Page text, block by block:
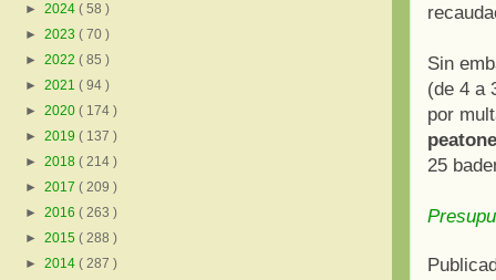
Sin
(de 4 a
por
25
► 2024 ( 58 )
► 2023 ( 70 )
► 2022 ( 85 )
► 2021 ( 94 )
► 2020 ( 174 )
► 2019 ( 137 )
► 2018 ( 214 )
► 2017 ( 209 )
► 2016 ( 263 )
► 2015 ( 288 )
► 2014 ( 287 )